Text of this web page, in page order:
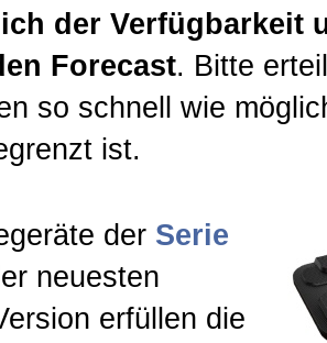
der Verfügbarkeit
Forecast. Bitte
so schnell wie
ist.
der Serie
neuesten
erfüllen die